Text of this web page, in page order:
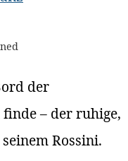
der
– der ruhige,
Rossini.